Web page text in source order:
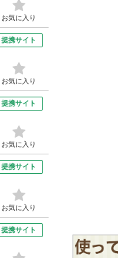
お気に入り
提携サイト
お気に入り
提携サイト
お気に入り
提携サイト
お気に入り
提携サイト